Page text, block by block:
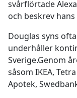
svårflörtade
och beskrev
Douglas syns
underhåller
Sverige.Genom
såsom IKEA,
Apotek,